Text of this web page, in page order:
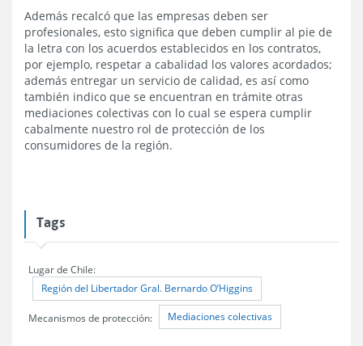
Además recalcó que las empresas deben ser
profesionales, esto significa que deben cumplir al pie de
la letra con los acuerdos establecidos en los contratos,
por ejemplo, respetar a cabalidad los valores acordados;
además entregar un servicio de calidad, es así como
también indico que se encuentran en trámite otras
mediaciones colectivas con lo cual se espera cumplir
cabalmente nuestro rol de protección de los
consumidores de la región.
Tags
Lugar de Chile:
Región del Libertador Gral. Bernardo O’Higgins
Mecanismos de protección: Mediaciones colectivas